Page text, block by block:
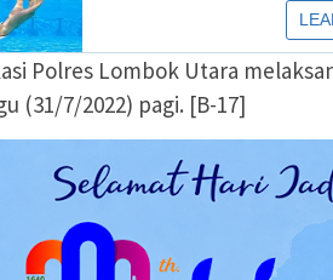
Polres Lombok Utara
(31/7/2022) pagi. [B-17]